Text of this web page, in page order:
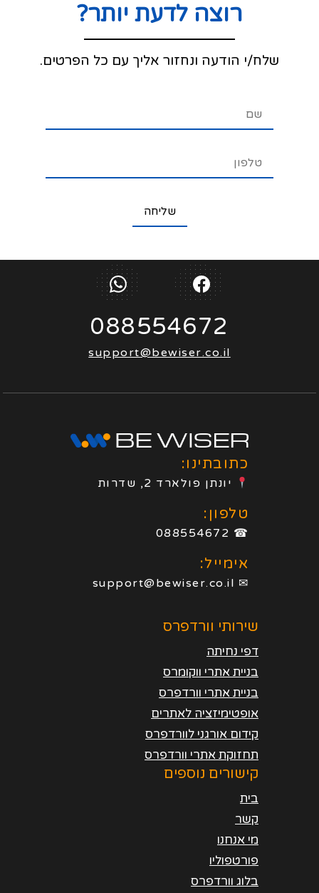
רוצה לדעת יותר?
שלח/י הודעה ונחזור אליך עם כל הפרטים.
088554672
support@bewiser.co.il
כתובתינו:
יונתן פולארד 2, שדרות
טלפון:
☎ 088554672
אימייל:
✉ support@bewiser.co.il
שירותי וורדפרס
דפי נחיתה
בניית אתרי ווקומרס
בניית אתרי וורדפרס
אופטימיזציה לאתרים
קידום אורגני לוורדפרס
תחזוקת אתרי וורדפרס
קישורים נוספים
בית
קשר
מי אנחנו
פורטפוליו
בלוג וורדפרס